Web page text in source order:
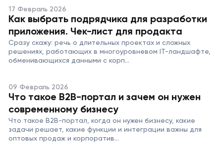
17 Февраль 2026
Как выбрать подрядчика для разработки
приложения. Чек-лист для продакта
Сразу скажу: речь о длительных проектах и сложных
решениях, работающих в многоуровневом IT-ландшафте,
обменивающихся данными с корп...
09 Февраль 2026
Что такое B2B-портал и зачем он нужен
современному бизнесу
Что такое B2B-портал, когда он нужен бизнесу, какие
задачи решает, какие функции и интеграции важны для
оптовых продаж и корпоратив...